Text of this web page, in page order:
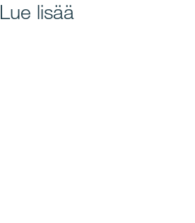
Lue lisää